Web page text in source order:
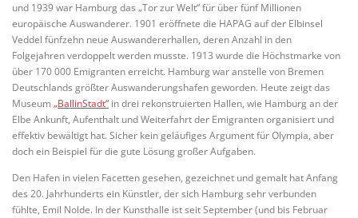
und 1939 war Hamburg das „Tor zur Welt“ für über fünf Millionen
europäische Auswanderer. 1901 eröffnete die HAPAG auf der Elbinsel
Veddel fünfzehn neue Auswandererhallen, deren Anzahl in den
Folgejahren verdoppelt werden musste. 1913 wurde die Höchstmarke von
über 170 000 Emigranten erreicht. Hamburg war anstelle von Bremen
Deutschlands größter Auswanderungshafen geworden. Heute zeigt das
Museum „BallinStadt“ in drei rekonstruierten Hallen, wie Hamburg an der
Elbe Ankunft, Aufenthalt und Weiterfahrt der Emigranten organisiert und
effektiv bewältigt hat. Sicher kein geläufiges Argument für Olympia, aber
doch ein Beispiel für die gute Lösung großer Aufgaben.
Den Hafen in vielen Facetten gesehen, gezeichnet und gemalt hat Anfang
des 20. Jahrhunderts ein Künstler, der sich Hamburg sehr verbunden
fühlte, Emil Nolde. In der Kunsthalle ist seit September (und bis Februar